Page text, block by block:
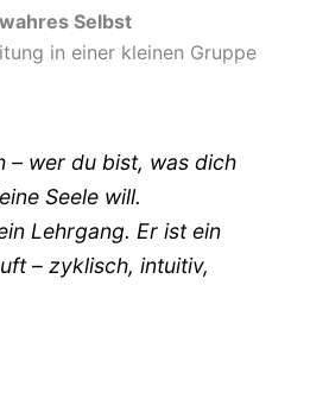
Selbst
in einer kleinen Gruppe
– wer du bist, was dich
Seele will.
Lehrgang. Er ist ein
– zyklisch, intuitiv,